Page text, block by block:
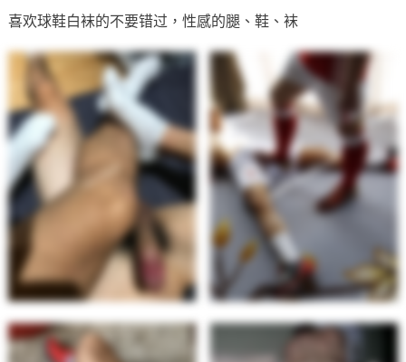
喜欢球鞋白袜的不要错过，性感的腿、鞋、袜